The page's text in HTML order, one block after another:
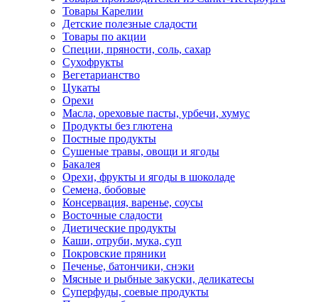
Товары Карелии
Детские полезные сладости
Товары по акции
Специи, пряности, соль, сахар
Сухофрукты
Вегетарианство
Цукаты
Орехи
Масла, ореховые пасты, урбечи, хумус
Продукты без глютена
Постные продукты
Сушеные травы, овощи и ягоды
Бакалея
Орехи, фрукты и ягоды в шоколаде
Семена, бобовые
Консервация, варенье, соусы
Восточные сладости
Диетические продукты
Каши, отруби, мука, суп
Покровские пряники
Печенье, батончики, снэки
Мясные и рыбные закуски, деликатесы
Суперфуды, соевые продукты